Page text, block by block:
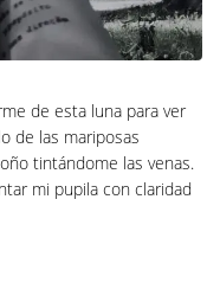
de esta luna para ver
de las mariposas
tintándome las venas.
mi pupila con claridad